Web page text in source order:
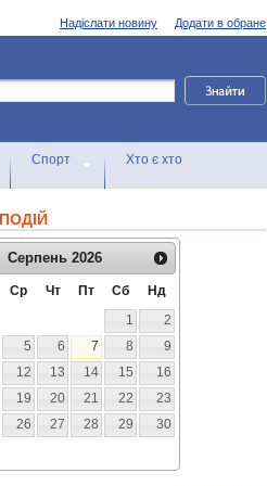
Додати в обране
Надіслати новину
Спорт Хто є хто
Серпень 2026
Ср Чт Пт Сб
Нд
1
2
5 6 7 8
9
12 13 14 15
16
19 20 21 22
23
26 27 28 29
30